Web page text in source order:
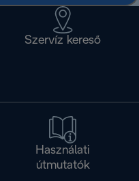
Szervíz kereső
Használati
útmutatók